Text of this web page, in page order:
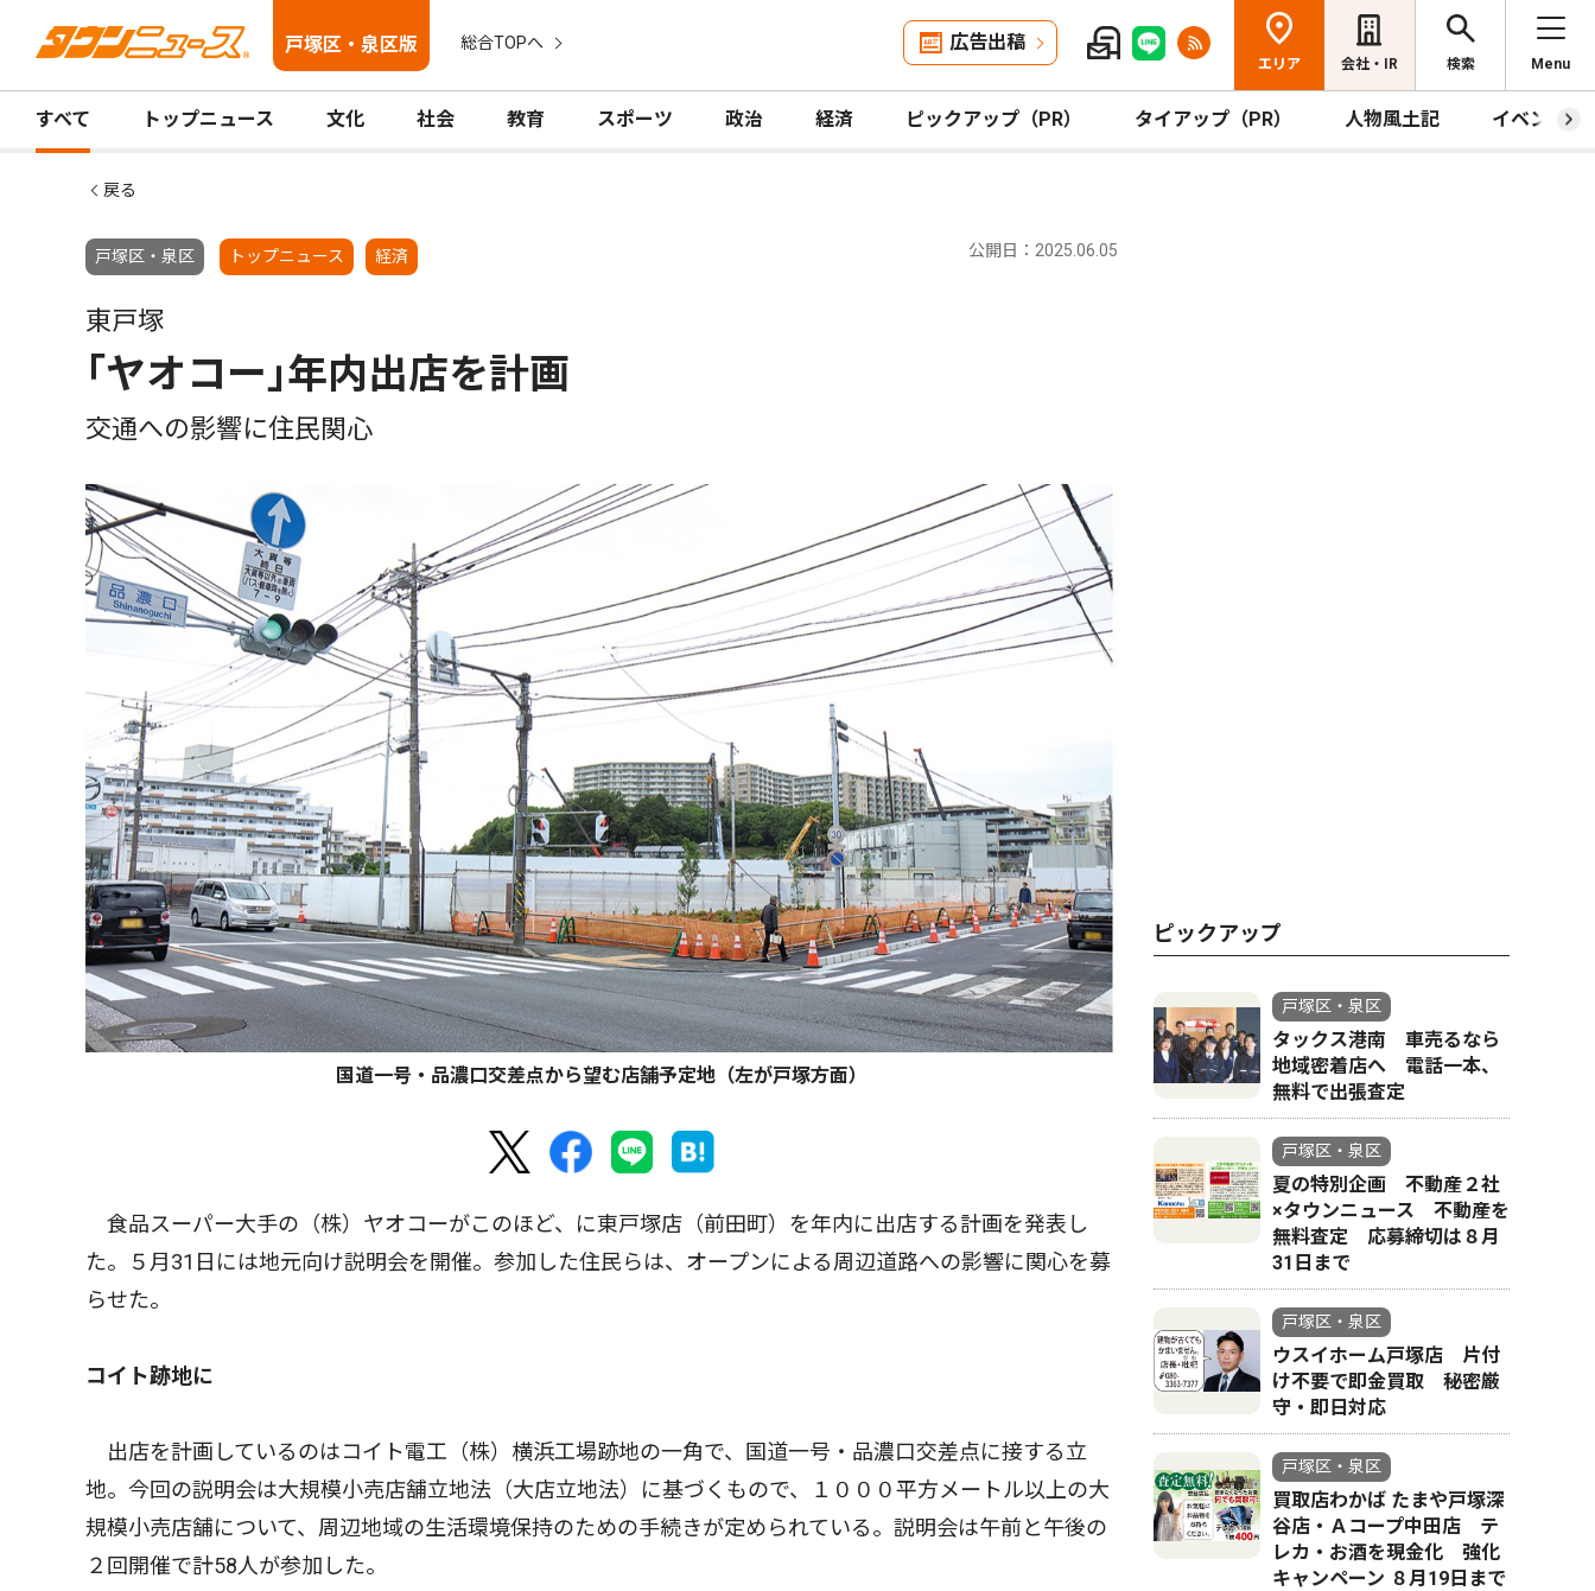
戸塚区・泉区版 総合TOPへ 広告出稿
エリア 会社・IR 検索 Menu
すべて トップニュース 文化 社会 教育 スポーツ 政治 経済 ピックアップ（PR） タイアップ（PR） 人物風土記 イベント
戻る
戸塚区・泉区 トップニュース 経済 公開日：2025.06.05
東戸塚
｢ヤオコー｣年内出店を計画
交通への影響に住民関心
国道一号・品濃口交差点から望む店舗予定地（左が戸塚方面）
食品スーパー大手の（株）ヤオコーがこのほど、に東戸塚店（前田町）を年内に出店する計画を発表し
た。５月31日には地元向け説明会を開催。参加した住民らは、オープンによる周辺道路への影響に関心を募
らせた。
コイト跡地に
出店を計画しているのはコイト電工（株）横浜工場跡地の一角で、国道一号・品濃口交差点に接する立
地。今回の説明会は大規模小売店舗立地法（大店立地法）に基づくもので、１０００平方メートル以上の大
規模小売店舗について、周辺地域の生活環境保持のための手続きが定められている。説明会は午前と午後の
２回開催で計58人が参加した。
ピックアップ
戸塚区・泉区
タックス港南 車売るなら
地域密着店へ 電話一本、
無料で出張査定
戸塚区・泉区
夏の特別企画 不動産２社
×タウンニュース 不動産を
無料査定 応募締切は８月
31日まで
戸塚区・泉区
ウスイホーム戸塚店 片付
け不要で即金買取 秘密厳
守・即日対応
戸塚区・泉区
買取店わかば たまや戸塚深
谷店・Ａコープ中田店 テ
レカ・お酒を現金化 強化
キャンペーン ８月19日まで